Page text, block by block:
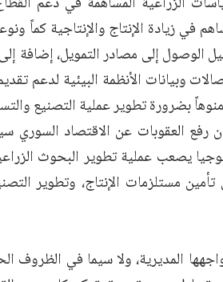
في زيادة الإنتاج والإنتاجية كماً
الوصول إلى مصادر التمويل، إضافة
وبيانات الأنظمة البيئية لدعم
بضرورة تطوير عملية التصنيع
العقوبات عن الاقتصاد السوري
يصعب عملية تطوير البحوث
مستلزمات الإنتاج، وتطوير
المديرية، ولا سيما في الظروف